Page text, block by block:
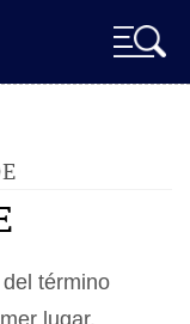
término
lugar,